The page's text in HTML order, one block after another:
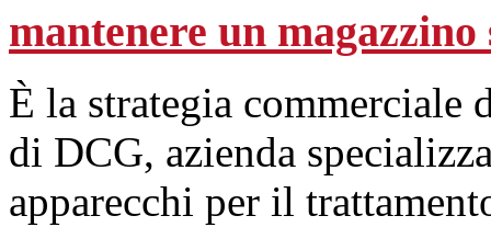
mantenere un magazzino
È la strategia commerciale
di DCG, azienda
apparecchi per il